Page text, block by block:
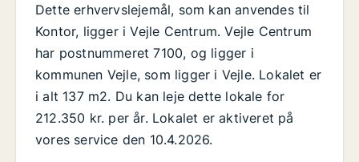
Dette erhvervslejemål, som kan anvendes til
Kontor, ligger i Vejle Centrum. Vejle Centrum
har postnummeret 7100, og ligger i
kommunen Vejle, som ligger i Vejle. Lokalet er
i alt 137 m2. Du kan leje dette lokale for
212.350 kr. per år. Lokalet er aktiveret på
vores service den 10.4.2026.